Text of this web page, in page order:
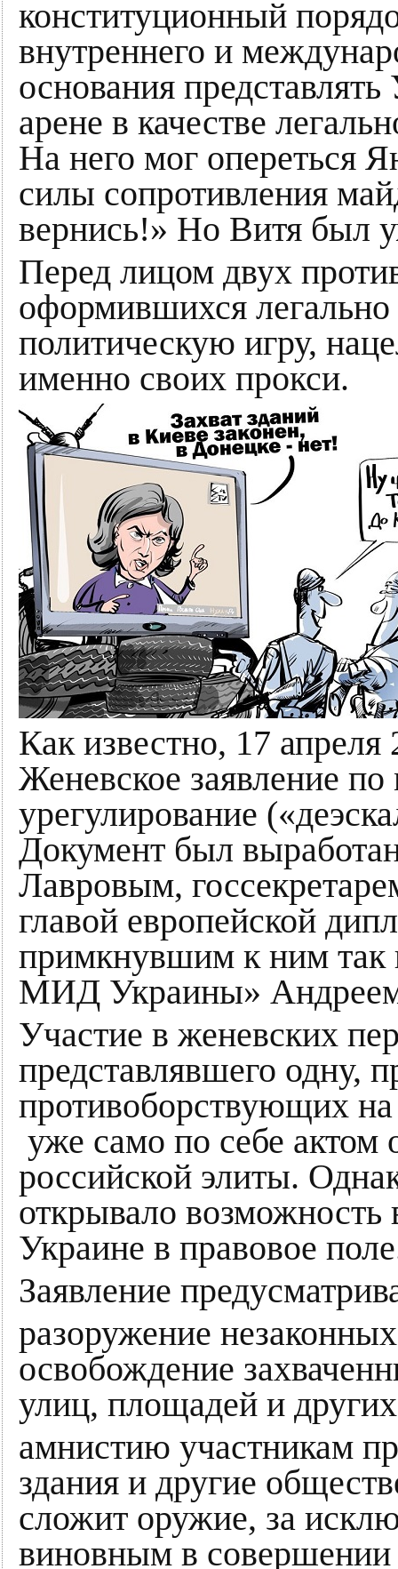
конституционный
внутреннего и
основания
арене в качестве
На него мог опереться
силы сопротивления
вернись!» Но Витя был
Перед лицом двух
оформившихся легально
политическую игру,
именно своих прокси.
Как известно, 17
Женевское заявление
урегулирование
Документ был
Лавровым,
главой европейской
примкнувшим к ним так
МИД Украины»
Участие в женевских
представлявшего одну,
противоборствующих на
уже само по себе
российской элиты.
открывало
Украине в правовое
Заявление
разоружение
освобождение
улиц, площадей и
амнистию участникам
здания и другие
сложит оружие, за
виновным в совершении